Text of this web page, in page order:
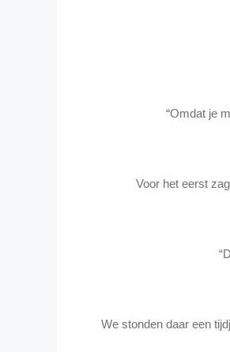
“Omdat je
Voor het eerst
We stonden daar een